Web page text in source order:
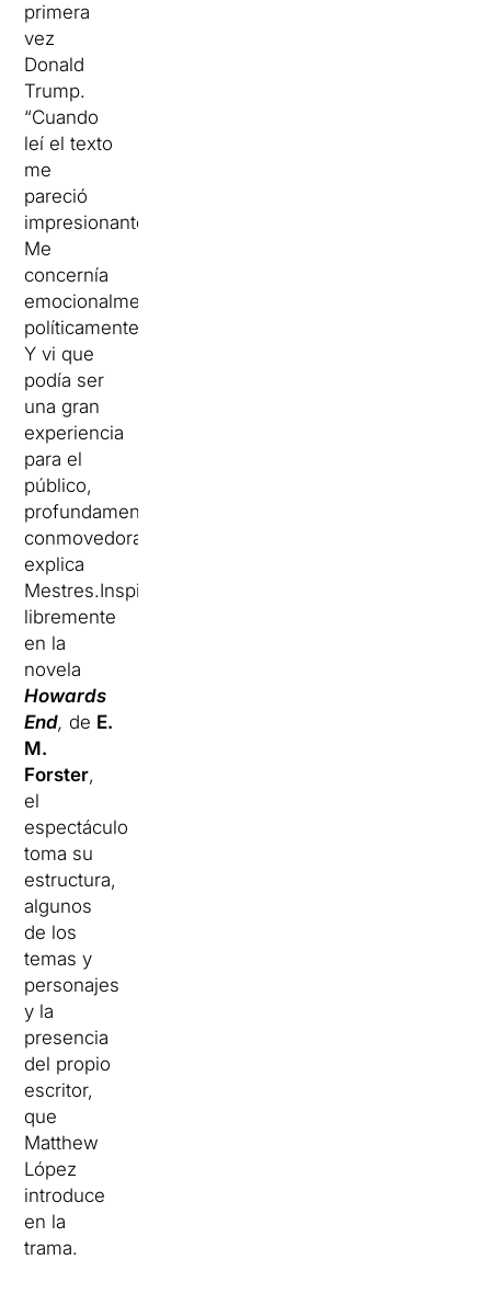
primera
vez
Donald
Trump.
“Cuando
leí el texto
me
pareció
impresionante.
Me
concernía
emocionalmente,
políticamente…
Y vi que
podía ser
una gran
experiencia
para el
público,
profundamente
conmovedora”,
explica
Mestres.Inspirado
libremente
en la
novela
Howards
End,de E.
M.
Forster,
el
espectáculo
toma su
estructura,
algunos
de los
temas y
personajes
y la
presencia
del propio
escritor,
que
Matthew
López
introduce
en la
trama.